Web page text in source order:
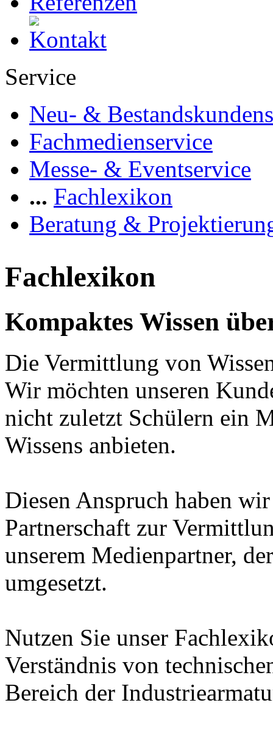
Service
Neu- &
Fachmedienservice
Messe- & Eventservice
... Fachlexikon
Beratung &
Fachlexikon
Kompaktes Wissen
Die Vermittlung von
Wir möchten unseren
nicht zuletzt Schülern ein
Wissens anbieten.
Diesen Anspruch haben
Partnerschaft zur
unserem Medienpartner,
umgesetzt.
Nutzen Sie unser
Verständnis von
Bereich der